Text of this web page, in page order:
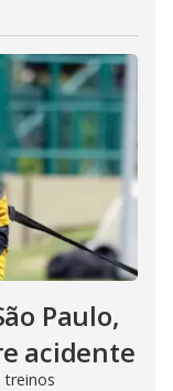
Paulo,
acidente
treinos